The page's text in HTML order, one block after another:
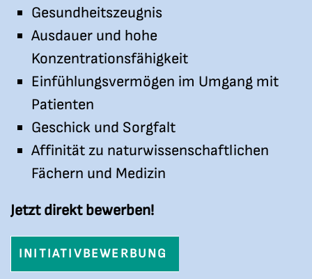
Gesundheitszeugnis
Ausdauer und hohe
Konzentrationsfähigkeit
Einfühlungsvermögen im Umgang mit
Patienten
Geschick und Sorgfalt
Affinität zu naturwissenschaftlichen
Fächern und Medizin
Jetzt direkt bewerben!
INITIATIVBEWERBUNG